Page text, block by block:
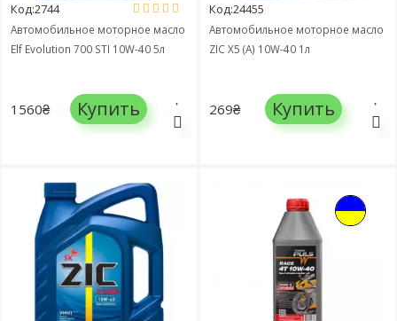
Код:2744
Автомобильное моторное масло
Elf Evolution 700 STI 10W-40 5л
1560₴ Купить
Код:24455
Автомобильное моторное масло
ZIC X5 (A) 10W-40 1л
269₴ Купить